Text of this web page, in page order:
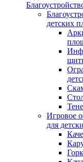
детских
Игровое
для